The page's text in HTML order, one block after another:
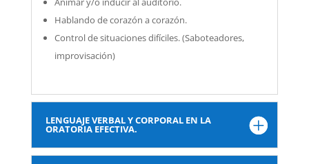
Hablando de corazón a corazón.
Control de situaciones difíciles. (Saboteadores,
improvisación)
LENGUAJE VERBAL Y CORPORAL EN LA
ORATORIA EFECTIVA.